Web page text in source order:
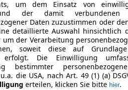
Ceed SW 1.5 T-GDI DCT7
um dem Einsatz von
der damit verbundenen
Daten zuzustimmen oder
detaillierte Auswahl hinsichtlich
der Verarbeitung
soweit diese auf
erfolgt. Die Einwilligung
bestimmter
die USA, nach Art. 49 (1) (a)
erteilen, klicken Sie bitte hier.